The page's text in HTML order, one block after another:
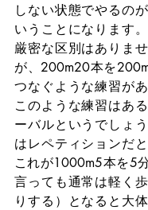
しない状態でやるの
いうことになります
厳密な区別はありま
が、200m20本を
つなぐような練習が
このような練習はあ
ーバルというでしょ
はレペティションだ
これが1000m5本を5
言っても通常は軽く
りする）となると大